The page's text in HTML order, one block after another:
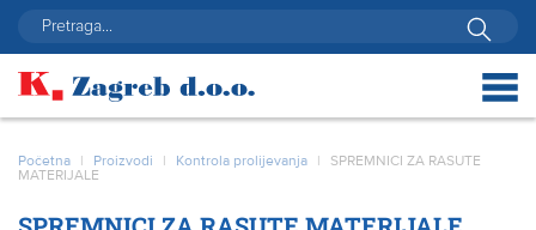
Početna | Proizvodi | Kontrola prolijevanja |
SPREMNICI ZA RASUTE
MATERIJALE